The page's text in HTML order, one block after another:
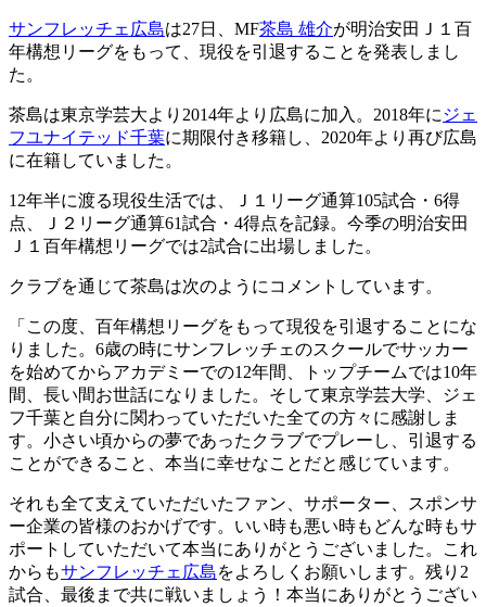
サンフレッチェ広島は27日、MF茶島 雄介が明治安田Ｊ１百
年構想リーグをもって、現役を引退することを発表しまし
た。
茶島は東京学芸大より2014年より広島に加入。2018年に ジェ
フユナイテッド千葉に期限付き移籍し、2020年より再び広島
に在籍していました。
12年半に渡る現役生活では、Ｊ１リーグ通算105試合・6得
点、Ｊ２リーグ通算61試合・4得点を記録。今季の明治安田
Ｊ１百年構想リーグでは2試合に出場しました。
クラブを通じて茶島は次のようにコメントしています。
「この度、百年構想リーグをもって現役を引退することにな
りました。6歳の時にサンフレッチェのスクールでサッカー
を始めてからアカデミーでの12年間、トップチームでは10年
間、長い間お世話になりました。そして東京学芸大学、ジェ
フ千葉と自分に関わっていただいた全ての方々に感謝しま
す。小さい頃からの夢であったクラブでプレーし、引退する
ことができること、本当に幸せなことだと感じています。
それも全て支えていただいたファン、サポーター、スポンサ
ー企業の皆様のおかげです。いい時も悪い時もどんな時もサ
ポートしていただいて本当にありがとうございました。これ
からもサンフレッチェ広島をよろしくお願いします。残り2
試合、最後まで共に戦いましょう！本当にありがとうござい